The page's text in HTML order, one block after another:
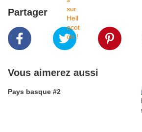
Partager
Vous aimerez aussi
Pays basque #2